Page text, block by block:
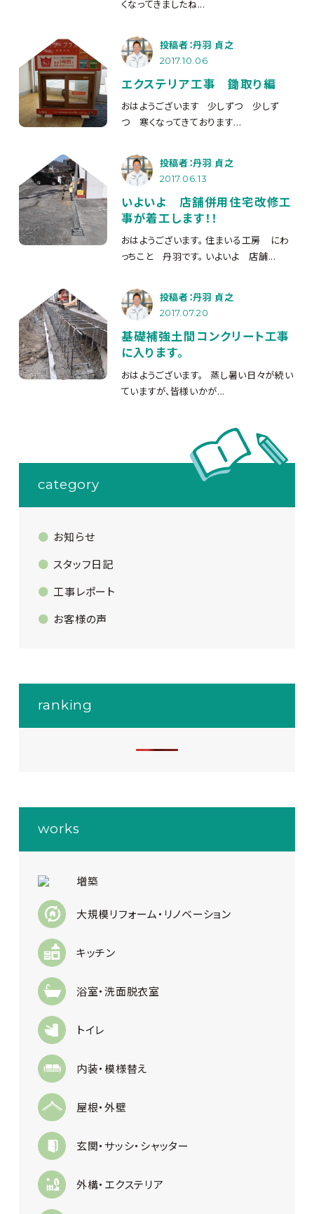
くなってきましたね...
投稿者：丹羽 貞之
2017.10.06
エクステリア工事 鋤取り編
おはようございます 少しずつ 少しず
つ 寒くなってきております...
投稿者：丹羽 貞之
2017.06.13
いよいよ 店舗併用住宅改修工
事が着工します！！
おはようございます。 住まいる工房 にわ
っちこと 丹羽です。 いよいよ 店舗...
投稿者：丹羽 貞之
2017.07.20
基礎補強土間コンクリート工事
に入ります。
おはようございます。 蒸し暑い日々が続い
ていますが、皆様いかが...
category
お知らせ
スタッフ日記
工事レポート
お客様の声
ranking
works
増築
大規模リフォーム・リノベーション
キッチン
浴室・洗面脱衣室
トイレ
内装・模様替え
屋根・外壁
玄関・サッシ・シャッター
外構・エクステリア